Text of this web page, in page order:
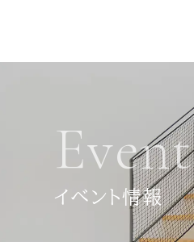
Event
イベント情報